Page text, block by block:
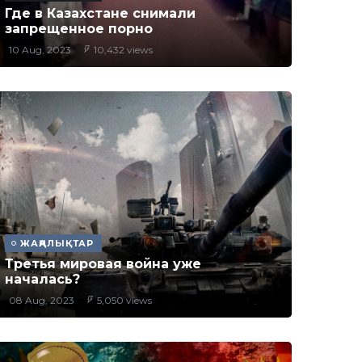
Где в Казахстане снимали
запрещенное порно
10 Aug, 2023 10,432 views
ЖАҢАЛЫҚТАР
Третья мировая война уже
началась?
08 Aug, 2023 5,050 views